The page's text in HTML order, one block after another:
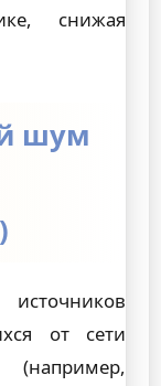
снижая
шум
от сети